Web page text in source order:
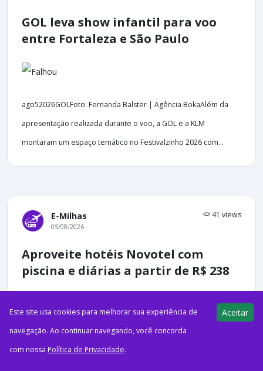
GOL leva show infantil para voo
entre Fortaleza e São Paulo
ago52026GOLFoto: Fernanda Balster | Agência BokaAlém da
apresentação realizada durante o voo, a GOL e a KLM
montaram um espaço temático no Festivalzinho 2026 com...
E-Milhas 41 views
05/08/2026
Aproveite hotéis Novotel com
piscina e diárias a partir de R$ 238
ago52026PublicidadeCréditos: Novotel Salvador Rio Vermelho |
All AccorO Pontos pra Voar receberá comissões em compras
Este site usa cookies para melhorar sua experiência de
navegação. Ao continuar navegando, você concorda
com nossa Política de Privacidade.
Aceitar